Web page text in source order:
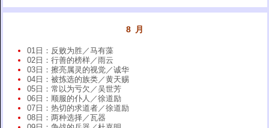
8 月
01日：反败为胜／马有藻
02日：行善的榜样／雨云
03日：擦亮属灵的视觉／诚华
04日：被拣选的族类／黄天赐
05日：常以为亏欠／吴世芳
06日：顺服的仆人／徐道励
07日：热切的求道者／徐道励
08日：两种选择／瓦器